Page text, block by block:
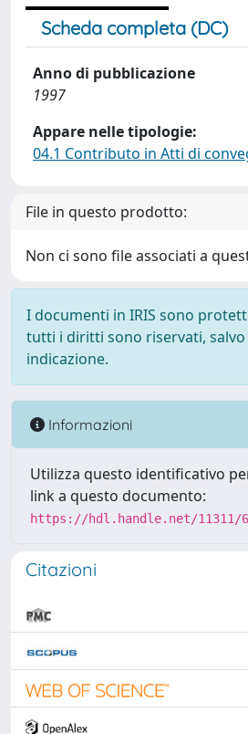
Scheda completa (DC)
Anno di pubblicazione
1997
Appare nelle tipologie:
04.1 Contributo in Atti di
File in questo prodotto:
Non ci sono file associati a
I documenti in IRIS sono
tutti i diritti sono riservati, salvo
indicazione.
Informazioni
Utilizza questo identificativo
link a questo documento:
https://hdl.handle.net/11311/
Citazioni